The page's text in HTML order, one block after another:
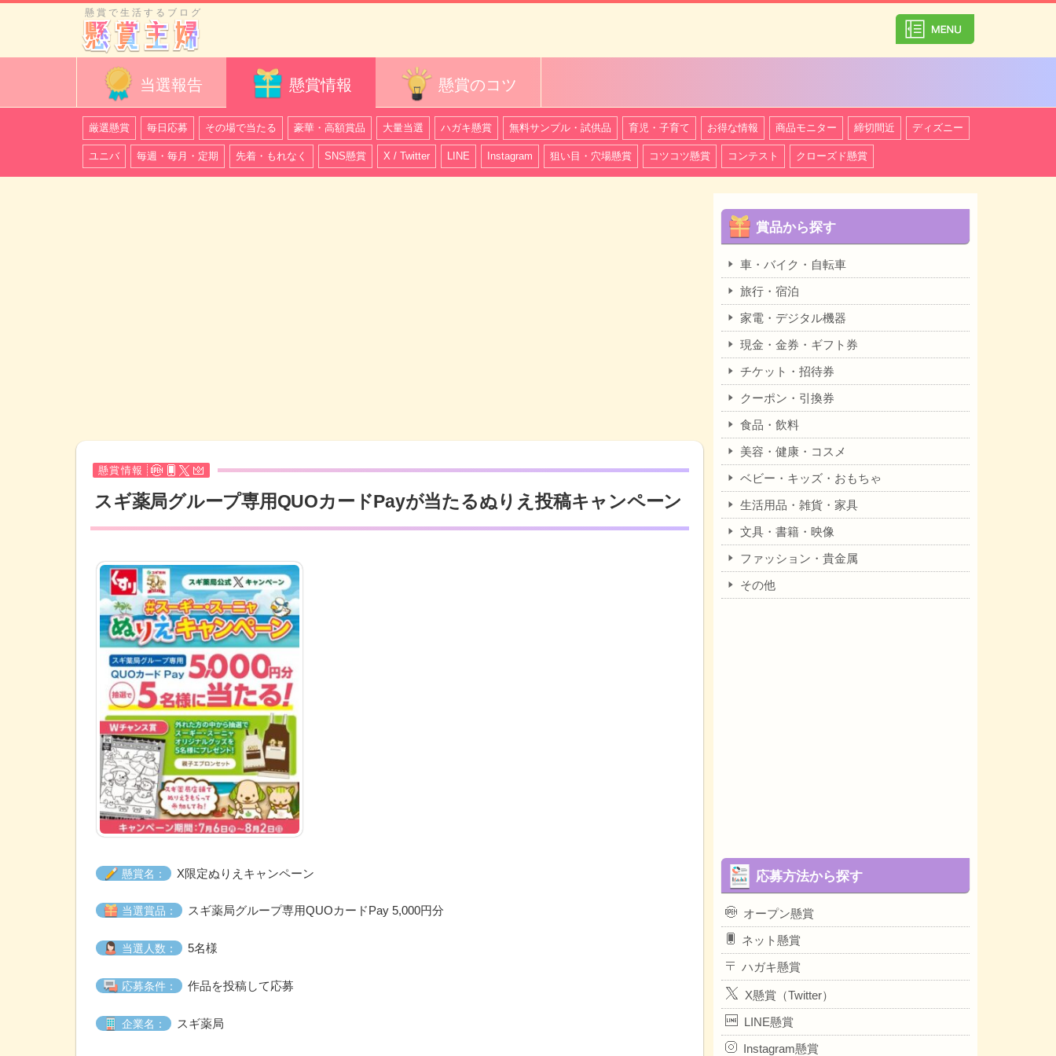
懸賞で生活するブログ
当選報告 懸賞情報 懸賞のコツ
厳選懸賞 毎日応募 その場で当たる 豪華・高額賞品 大量当選 ハガキ懸賞 無料サンプル・試供品 育児・子育て お得な情報 商品モニター 締切間近 ディズニー
ユニバ 毎週・毎月・定期 先着・もれなく SNS懸賞 X / Twitter LINE Instagram 狙い目・穴場懸賞 コツコツ懸賞 コンテスト クローズド懸賞
懸賞情報
スギ薬局グループ専用QUOカードPayが当たるぬりえ投稿キャンペーン
懸賞名： X限定ぬりえキャンペーン
当選賞品： スギ薬局グループ専用QUOカードPay 5,000円分
当選人数： 5名様
応募条件： 作品を投稿して応募
企業名： スギ薬局
賞品から探す
車・バイク・自転車
旅行・宿泊
家電・デジタル機器
現金・金券・ギフト券
チケット・招待券
クーポン・引換券
食品・飲料
美容・健康・コスメ
ベビー・キッズ・おもちゃ
生活用品・雑貨・家具
文具・書籍・映像
ファッション・貴金属
その他
応募方法から探す
オープン懸賞
ネット懸賞
ハガキ懸賞
X懸賞（Twitter）
LINE懸賞
Instagram懸賞